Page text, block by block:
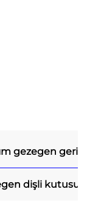
gezegen geri
dişli